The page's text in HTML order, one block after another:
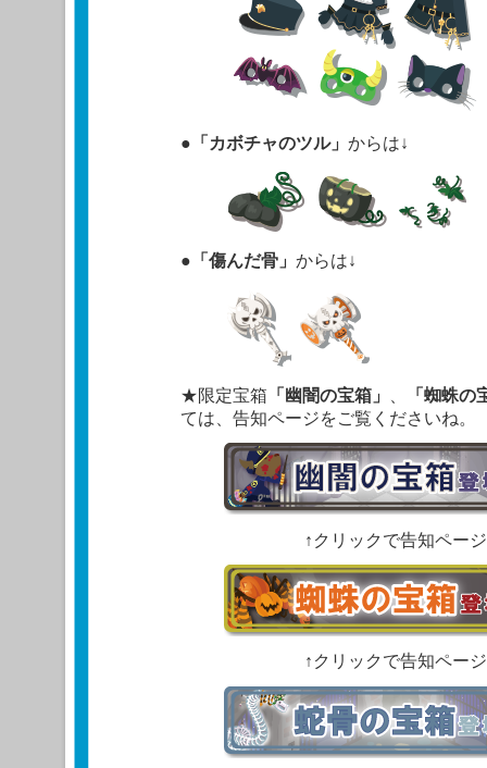
● 「カボチャのツル」 からは↓
● 「傷んだ骨」 からは↓
★限定宝箱 「幽闇の宝箱」
「蜘蛛の
ては、告知ページをご覧くださいね。
↑クリックで告知ペー
↑クリックで告知ペー